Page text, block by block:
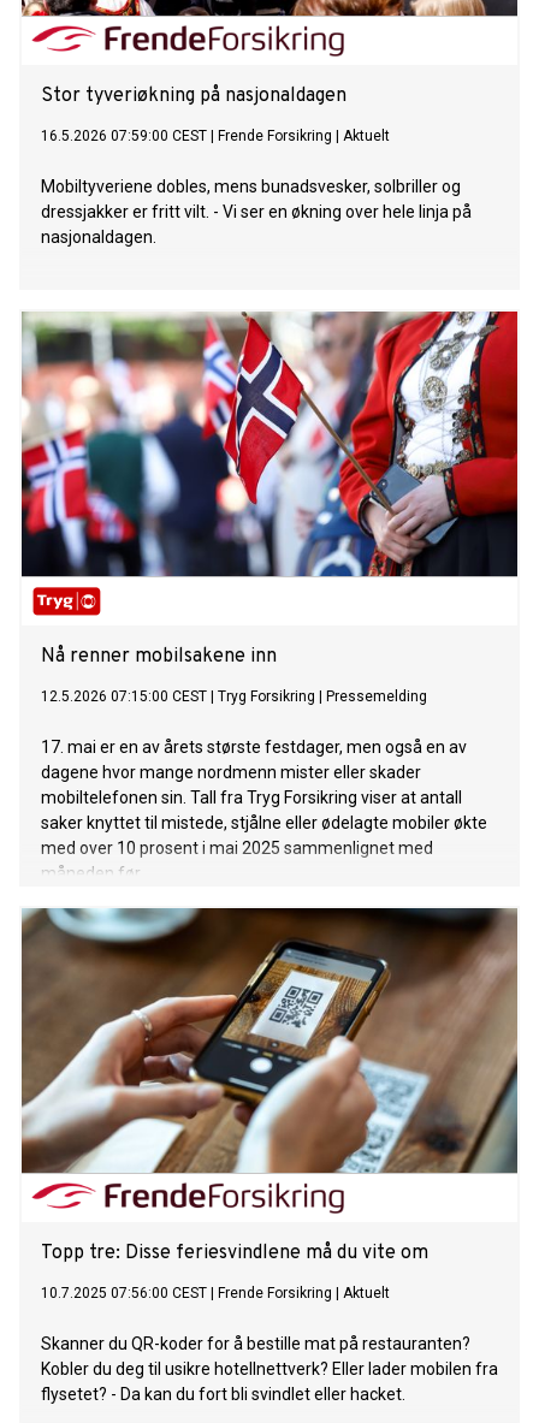
Stor tyveriøkning på nasjonaldagen
16.5.2026 07:59:00 CEST Frende Forsikring Aktuelt
Mobiltyveriene dobles, mens bunadsvesker, solbriller og
dressjakker er fritt vilt. - Vi ser en økning over hele linja på
nasjonaldagen.
Nå renner mobilsakene inn
12.5.2026 07:15:00 CEST Tryg Forsikring Pressemelding
17. mai er en av årets største festdager, men også en av
dagene hvor mange nordmenn mister eller skader
mobiltelefonen sin. Tall fra Tryg Forsikring viser at antall
saker knyttet til mistede, stjålne eller ødelagte mobiler økte
med over 10 prosent i mai 2025 sammenlignet med
måneden før.
Topp tre: Disse feriesvindlene må du vite om
10.7.2025 07:56:00 CEST Frende Forsikring Aktuelt
Skanner du QR-koder for å bestille mat på restauranten?
Kobler du deg til usikre hotellnettverk? Eller lader mobilen fra
flysetet? - Da kan du fort bli svindlet eller hacket.